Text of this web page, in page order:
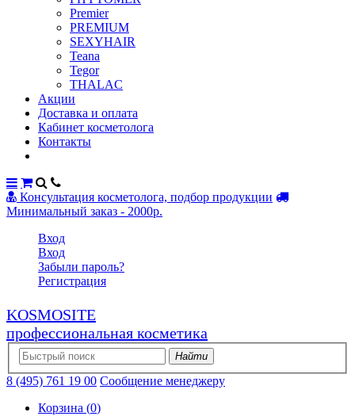
Premier
PREMIUM
SEXYHAIR
Teana
Tegor
THALAC
Акции
Доставка и оплата
Кабинет косметолога
Контакты
Консультация косметолога, подбор продукции
Минимальный заказ - 2000р.
Вход
Вход
Забыли пароль?
Регистрация
KOSMOSITE
профессиональная косметика
Найти
8 (495) 761 19 00 Сообщение менеджеру
Корзина (0)